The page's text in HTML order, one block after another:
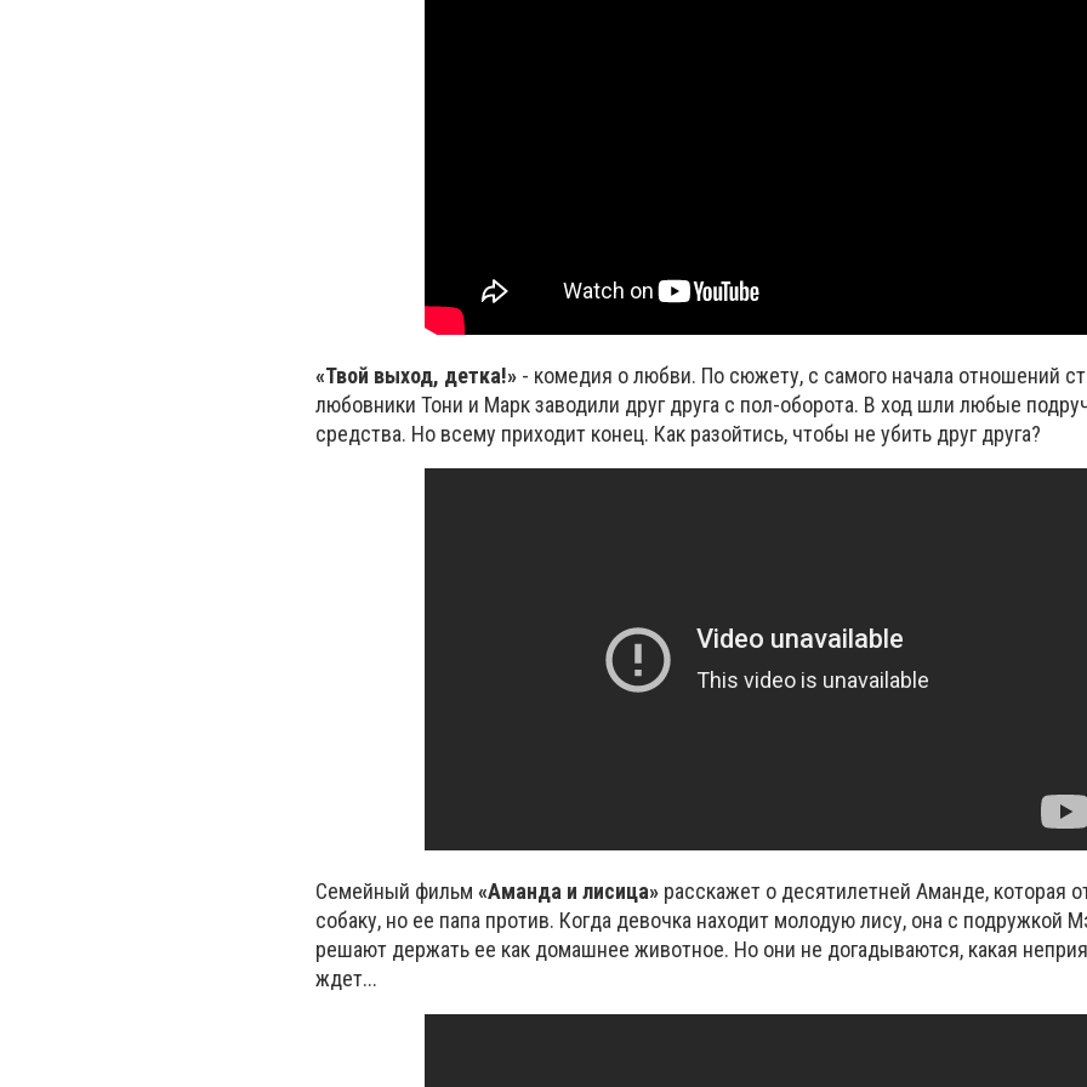
«Твой выход, детка!» - комедия о любви. По сюжету, с самого начала отношений
любовники Тони и Марк заводили друг друга с пол-оборота. В ход шли любые
средства. Но всему приходит конец. Как разойтись, чтобы не убить друг друга?
Семейный фильм «Аманда и лисица» расскажет о десятилетней Аманде, которая
собаку, но ее папа против. Когда девочка находит молодую лису, она с подружкой
решают держать ее как домашнее животное. Но они не догадываются, какая
ждет...